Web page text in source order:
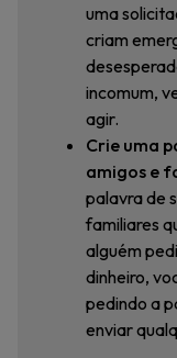
uma
criam
incomum,
agir.
Crie uma
amigos e
palavra de
familiares
alguém
dinheiro,
pedindo a
enviar